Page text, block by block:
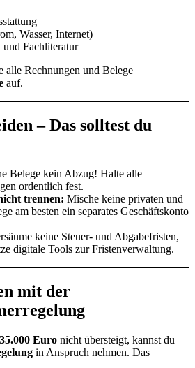
Wasser, Internet)
Fachliteratur
alle Rechnungen und Belege
auf.
– Das solltest du
Belege kein Abzug! Halte alle
ordentlich fest.
trennen: Mische keine privaten und
am besten ein separates Geschäftskonto
keine Steuer- und Abgabefristen,
digitale Tools zur Fristenverwaltung.
mit der
35.000 Euro nicht übersteigt, kannst du
in Anspruch nehmen. Das